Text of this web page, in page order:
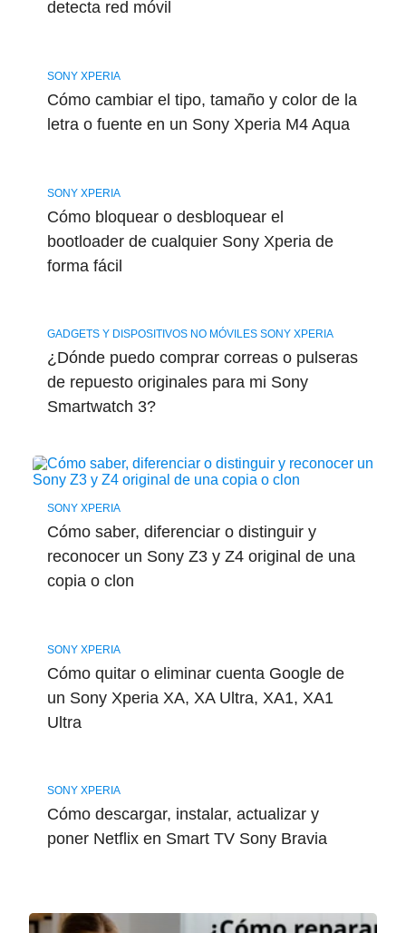
detecta red móvil
SONY XPERIA
Cómo cambiar el tipo, tamaño y color de la
letra o fuente en un Sony Xperia M4 Aqua
SONY XPERIA
Cómo bloquear o desbloquear el
bootloader de cualquier Sony Xperia de
forma fácil
GADGETS Y DISPOSITIVOS NO MÓVILES SONY XPERIA
¿Dónde puedo comprar correas o pulseras
de repuesto originales para mi Sony
Smartwatch 3?
SONY XPERIA
Cómo saber, diferenciar o distinguir y
reconocer un Sony Z3 y Z4 original de una
copia o clon
SONY XPERIA
Cómo quitar o eliminar cuenta Google de
un Sony Xperia XA, XA Ultra, XA1, XA1
Ultra
SONY XPERIA
Cómo descargar, instalar, actualizar y
poner Netflix en Smart TV Sony Bravia